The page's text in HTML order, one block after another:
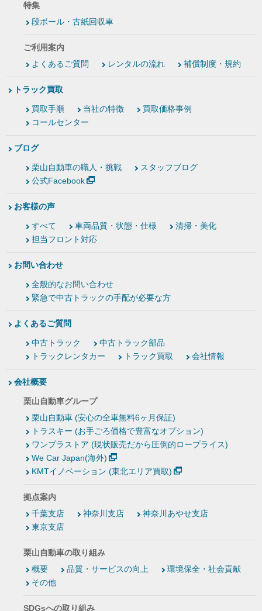
特集
段ボール・古紙回収車
ご利用案内
よくあるご質問
レンタルの流れ 補償制度・規約
トラック買取
買取手順 当社の特徴
買取価格事例
コールセンター
ブログ
栗山自動車の職人・挑戦
スタッフブログ
公式Facebook
お客様の声
すべて 車両品質・状態・仕様
清掃・美化
担当フロント対応
お問い合わせ
全般的なお問い合わせ
緊急で中古トラックの手配が必要な方
よくあるご質問
中古トラック
中古トラック部品
トラックレンタカー
トラック買取 会社情報
会社概要
栗山自動車グループ
栗山自動車 (安心の全車無料6ヶ月保証)
トラスキー (お手ごろ価格で豊富なオプション)
ワンプラストア (現状販売だから圧倒的ロープライス)
We Car Japan(海外)
KMTイノベーション (東北エリア買取)
拠点案内
千葉支店
神奈川支店
神奈川あやせ支店
東京支店
栗山自動車の取り組み
概要
品質・サービスの向上
環境保全・社会貢献
その他
SDGsへの取り組み